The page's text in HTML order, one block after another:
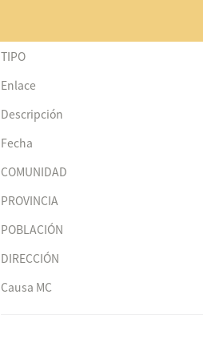
TIPO
Enlace
Descripción
Fecha
COMUNIDAD
PROVINCIA
POBLACIÓN
DIRECCIÓN
Causa MC